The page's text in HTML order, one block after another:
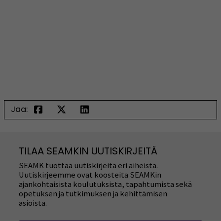
Jaa:
TILAA SEAMKIN UUTISKIRJEITÄ
SEAMK tuottaa uutiskirjeitä eri aiheista.
Uutiskirjeemme ovat koosteita SEAMKin
ajankohtaisista koulutuksista, tapahtumista sekä
opetuksen ja tutkimuksen ja kehittämisen
asioista.